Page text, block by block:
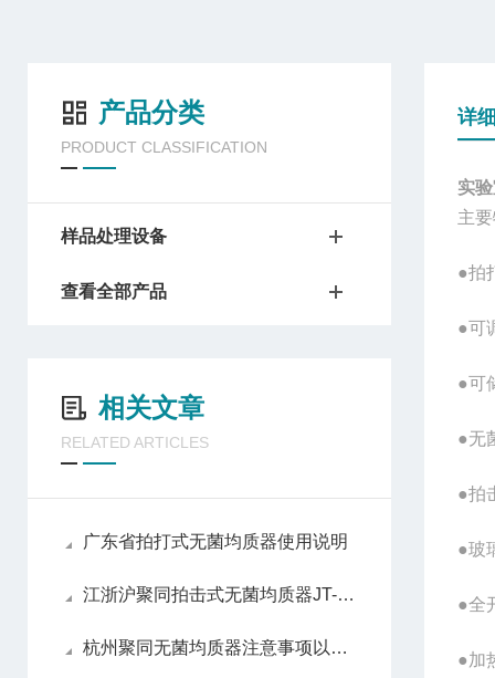
产品分类
PRODUCT CLASSIFICATION
样品处理设备
查看全部产品
相关文章
RELATED ARTICLES
广东省拍打式无菌均质器使用说明
江浙沪聚同拍击式无菌均质器JT-10介绍
杭州聚同无菌均质器注意事项以及要处理的方法
详
实
主
●拍
●可
●可
●无
●拍
●玻
●全
●加